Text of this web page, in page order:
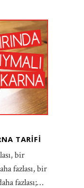
TARIFI
bir
fazlası, bir
fazlası;…